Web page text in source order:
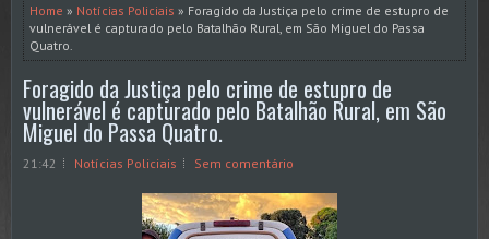
Home » Notícias Policiais » Foragido da Justiça pelo crime de estupro de
vulnerável é capturado pelo Batalhão Rural, em São Miguel do Passa
Quatro.
Foragido da Justiça pelo crime de estupro de
vulnerável é capturado pelo Batalhão Rural, em São
Miguel do Passa Quatro.
21:42 Notícias Policiais Sem comentário